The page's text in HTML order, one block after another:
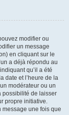
modifier ou
un message
en cliquant sur le
a déjà répondu au
qu’il a été
date et l’heure de la
modérateur ou un
possibilité de laisser
propre initiative.
message une fois que